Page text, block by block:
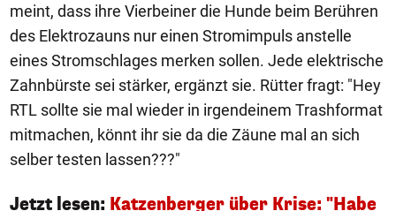
meint, dass ihre Vierbeiner die Hunde beim Berühren
des Elektrozauns nur einen Stromimpuls anstelle
eines Stromschlages merken sollen. Jede elektrische
Zahnbürste sei stärker, ergänzt sie. Rütter fragt: "Hey
RTL sollte sie mal wieder in irgendeinem Trashformat
mitmachen, könnt ihr sie da die Zäune mal an sich
selber testen lassen???"
Jetzt lesen: Katzenberger über Krise: "Habe